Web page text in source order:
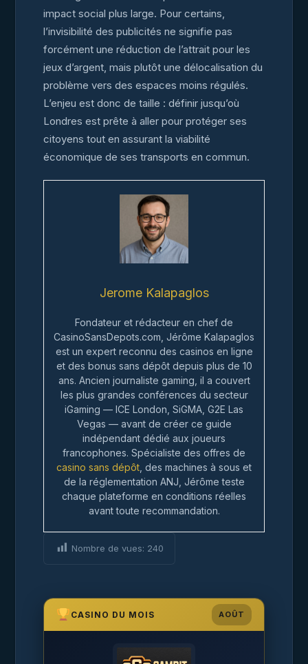
impact social plus large. Pour certains,
l’invisibilité des publicités ne signifie pas
forcément une réduction de l’attrait pour les
jeux d’argent, mais plutôt une délocalisation du
problème vers des espaces moins régulés.
L’enjeu est donc de taille : définir jusqu’où
Londres est prête à aller pour protéger ses
citoyens tout en assurant la viabilité
économique de ses transports en commun.
Jerome Kalapaglos
Fondateur et rédacteur en chef de
CasinoSansDepots.com, Jérôme Kalapaglos
est un expert reconnu des casinos en ligne
et des bonus sans dépôt depuis plus de 10
ans. Ancien journaliste gaming, il a couvert
les plus grandes conférences du secteur
iGaming — ICE London, SiGMA, G2E Las
Vegas — avant de créer ce guide
indépendant dédié aux joueurs
francophones. Spécialiste des offres de
casino sans dépôt , des machines à sous et
de la réglementation ANJ, Jérôme teste
chaque plateforme en conditions réelles
avant toute recommandation.
Nombre de vues: 240
CASINO DU MOIS AOÛT